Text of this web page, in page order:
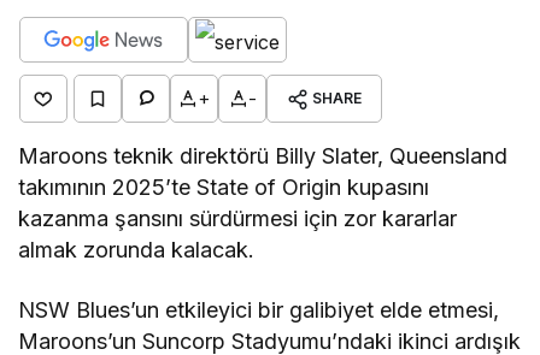
+ - SHARE
Maroons teknik direktörü Billy Slater, Queensland
takımının 2025’te State of Origin kupasını
kazanma şansını sürdürmesi için zor kararlar
almak zorunda kalacak.
NSW Blues’un etkileyici bir galibiyet elde etmesi,
Maroons’un Suncorp Stadyumu’ndaki ikinci ardışık